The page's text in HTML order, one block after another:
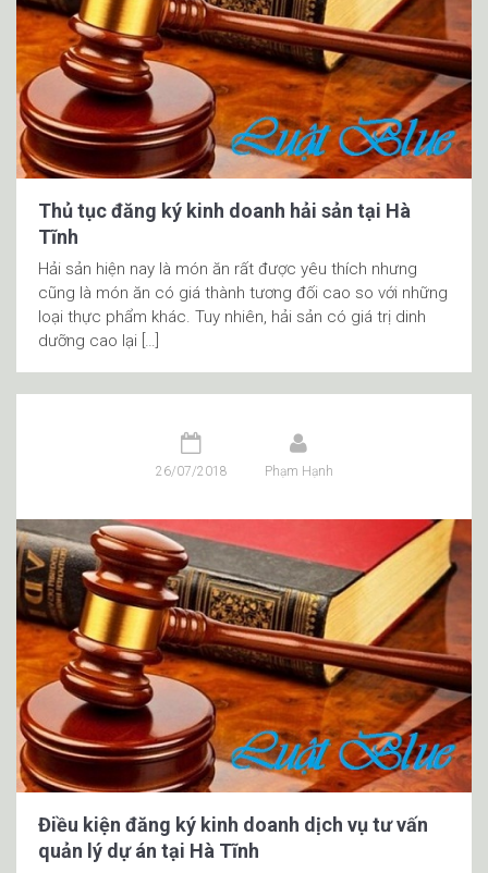
Thủ tục đăng ký kinh doanh hải sản tại Hà
Tĩnh
Hải sản hiện nay là món ăn rất được yêu thích nhưng
cũng là món ăn có giá thành tương đối cao so với những
loại thực phẩm khác. Tuy nhiên, hải sản có giá trị dinh
dưỡng cao lại […]
26/07/2018 Phạm Hạnh
Điều kiện đăng ký kinh doanh dịch vụ tư vấn
quản lý dự án tại Hà Tĩnh